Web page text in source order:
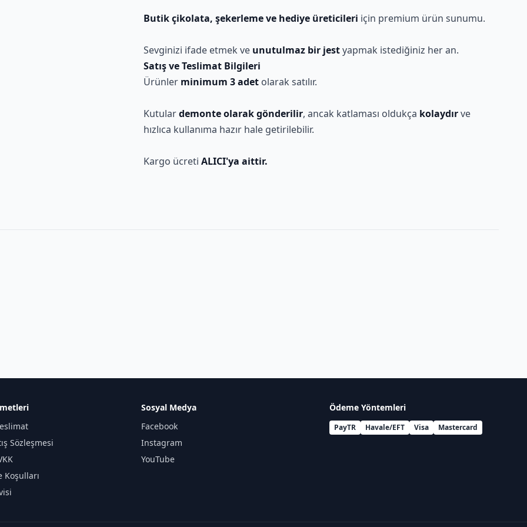
Butik çikolata, şekerleme ve hediye üreticileri için premium ürün sunumu.
Sevginizi ifade etmek ve unutulmaz bir jestyapmak istediğiniz her an.
Satış ve Teslimat Bilgileri
Ürünler minimum 3 adet olarak satılır.
Kutulardemonte olarak gönderilir, ancak katlaması oldukça kolaydırve
hızlıca kullanıma hazır hale getirilebilir.
Kargo ücreti ALICI'ya aittir.
Sözleşmesi
Koşulları
Sosyal Medya
Facebook
Instagram
YouTube
Ödeme Yöntemleri
PayTR Havale/EFT Visa Mastercard